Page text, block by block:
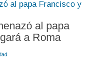
al papa
a Roma